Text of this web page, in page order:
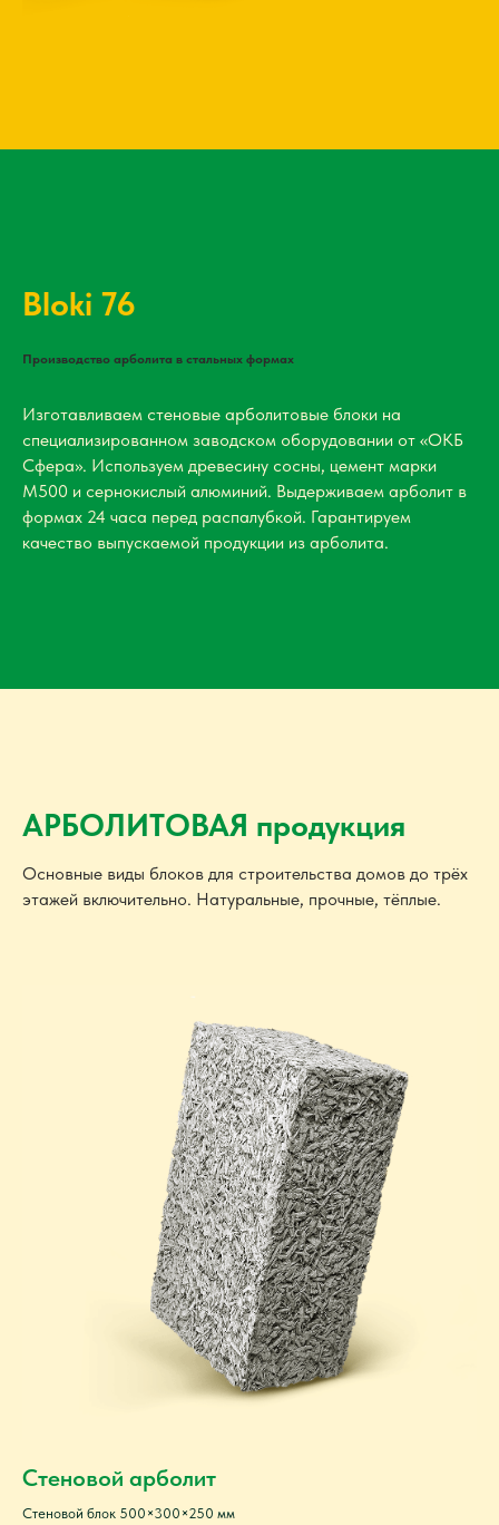
Bloki 76
Производство арболита в стальных формах
Изготавливаем стеновые арболитовые блоки на
специализированном заводском оборудовании от «ОКБ
Сфера». Используем древесину сосны, цемент марки
М500 и сернокислый алюминий. Выдерживаем арболит в
формах 24 часа перед распалубкой. Гарантируем
качество выпускаемой продукции из арболита.
АРБОЛИТОВАЯ продукция
Основные виды блоков для строительства домов до трёх
этажей включительно. Натуральные, прочные, тёплые.
Стеновой арболит
Cтеновой блок 500×300×250 мм